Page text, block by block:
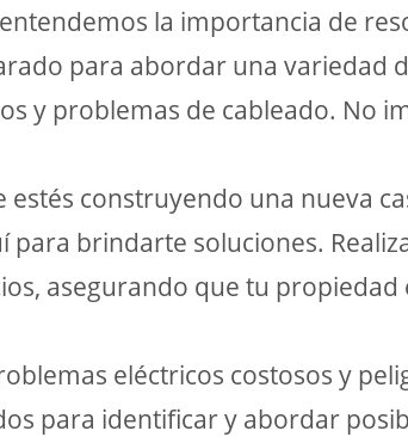
la importancia de
para abordar una variedad
y problemas de cableado. No
estés construyendo una nueva
para brindarte soluciones.
asegurando que tu propiedad
eléctricos costosos y
para identificar y abordar